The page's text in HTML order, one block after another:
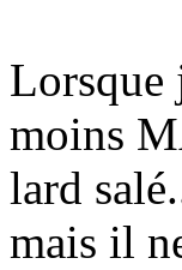
Lorsque
moins
lard
mais il